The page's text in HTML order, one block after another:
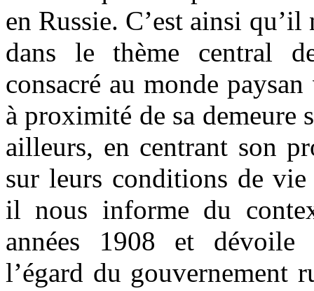
en Russie. C’est ainsi
dans le thème central
consacré au monde
à proximité de sa demeure
ailleurs, en centrant son
sur leurs conditions de vie
il nous informe du
années 1908 et dévoile
l’égard du gouvernement